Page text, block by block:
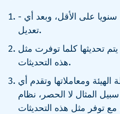
- ميزانية الهيئة، يتم تحديثها سنويا على الأقل، وبعد أي
تعديل.
تحديثها كلما توفرت مثل
هذه التحديثات.
الهيئة ومعاملاتها وتقدم أي
المثال لا الحصر، نظام